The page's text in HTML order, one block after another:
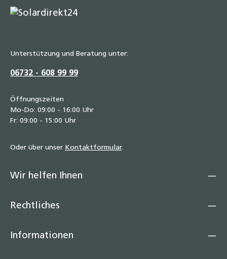
Unterstützung und Beratung unter:
06732 - 608 99 99
Öffnungszeiten
Mo-Do: 09:00 - 16:00 Uhr
Fr: 09:00 - 15:00 Uhr
Oder über unser Kontaktformular.
Wir helfen Ihnen
Rechtliches
Informationen